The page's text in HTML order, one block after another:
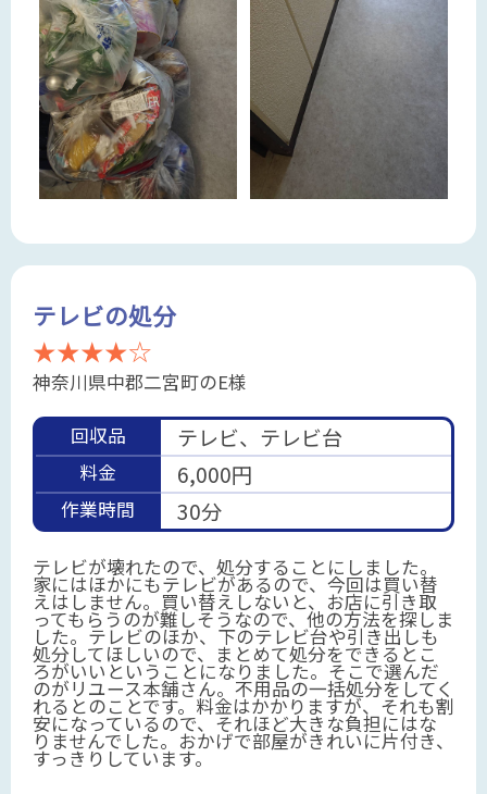
テレビの処分
★★★★☆
神奈川県中郡二宮町のE様
回収品 テレビ、テレビ台
料金 6,000円
作業時間 30分
テレビが壊れたので、処分することにしました。
家にはほかにもテレビがあるので、今回は買い替
えはしません。買い替えしないと、お店に引き取
ってもらうのが難しそうなので、他の方法を探しま
した。テレビのほか、下のテレビ台や引き出しも
処分してほしいので、まとめて処分をできるとこ
ろがいいということになりました。そこで選んだ
のがリユース本舗さん。不用品の一括処分をしてく
れるとのことです。料金はかかりますが、それも割
安になっているので、それほど大きな負担にはな
りませんでした。おかげで部屋がきれいに片付き、
すっきりしています。